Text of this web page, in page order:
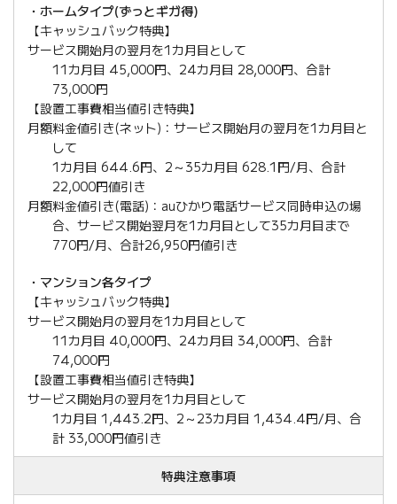
・ホームタイプ(ずっとギガ得)
【キャッシュバック特典】
サービス開始月の翌月を1カ月目として
11カ月目 45,000円、24カ月目 28,000円、合計
73,000円
【設置工事費相当値引き特典】
月額料金値引き(ネット)：サービス開始月の翌月を1カ月目と
して
1カ月目 644.6円、2～35カ月目 628.1円/月、合計
22,000円値引き
月額料金値引き(電話)：auひかり電話サービス同時申込の場
合、サービス開始翌月を1カ月目として35カ月目まで
770円/月、合計26,950円値引き
・マンション各タイプ
【キャッシュバック特典】
サービス開始月の翌月を1カ月目として
11カ月目 40,000円、24カ月目 34,000円、合計
74,000円
【設置工事費相当値引き特典】
サービス開始月の翌月を1カ月目として
1カ月目 1,443.2円、2～23カ月目 1,434.4円/月、合
計 33,000円値引き
特典注意事項